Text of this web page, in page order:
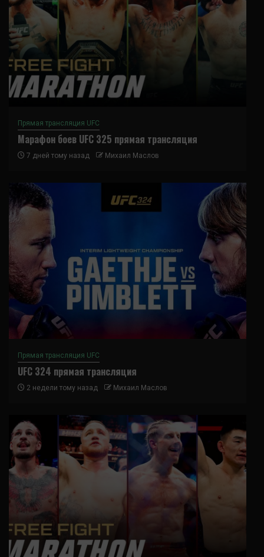
Прямая трансляция UFC
Марафон боев UFC 325 прямая трансляция
7 дней тому назад Михаил Маслов
Прямая трансляция UFC
UFC 324 прямая трансляция
2 недели тому назад Михаил Маслов